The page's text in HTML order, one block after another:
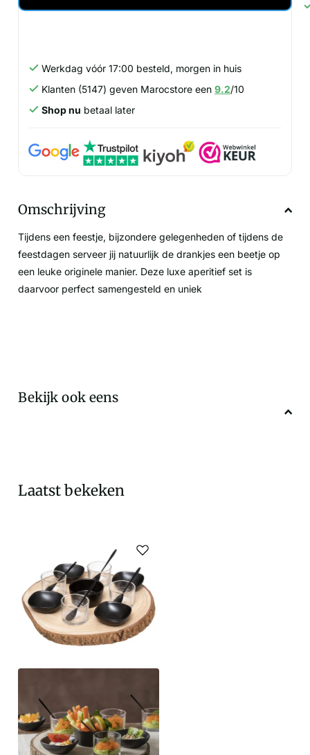
Werkdag vóór 17:00 besteld, morgen in huis
Klanten (5147) geven Marocstore een 9.2/10
Shop nu betaal later
Omschrijving
Tijdens een feestje, bijzondere gelegenheden of tijdens de
feestdagen serveer jij natuurlijk de drankjes een beetje op
een leuke originele manier. Deze luxe aperitief set is
daarvoor perfect samengesteld en uniek
Bekijk ook eens
Laatst bekeken